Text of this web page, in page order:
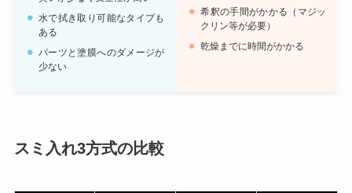
水で拭き取り可能なタイプも
ある
パーツと塗膜へのダメージが
少ない
希釈の手間がかかる（マジッ
クリン等が必要）
乾燥までに時間がかかる
スミ入れ3方式の比較